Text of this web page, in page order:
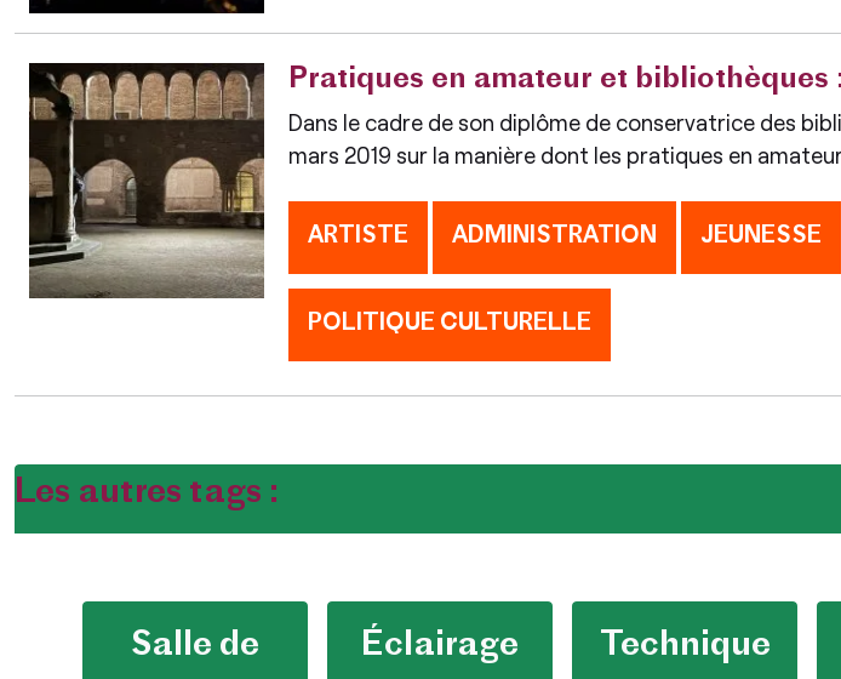
Pratiques en amateur et
Dans le cadre de son diplôme de conservatrice des
mars 2019 sur la manière dont les pratiques en
ARTISTE ADMINISTRATION JEUNESSE
POLITIQUE CULTURELLE
Les autres tags :
Salle de
Éclairage Technique